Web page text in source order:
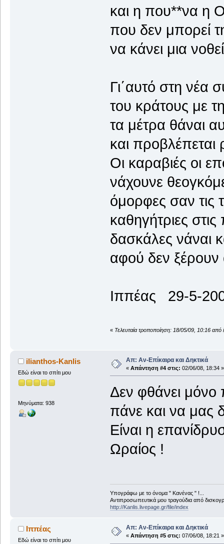
και η που**να η
που δεν μπορεί
να κάνει μια
Γι΄αυτό στη νέα
του κράτους με
τα μέτρα θάναι
και προβλέπεται
Οι καραβιές οι
νάχουνε
όμορφες σαν τις
καθηγήτριες στις
δασκάλες νάναι
αφού δεν ξέρουν
Ιππέας 29-5-
« Τελευταία τροποποίηση: 18/05/09, 10:16 από
ilianthos-Kanlis
Εδώ είναι το σπίτι μου
Μηνύματα: 938
Απ: Αν-Επίκαιρα και Δηκτικά
« Απάντηση #4 στις: 02/06/08, 18:34 »
Δεν φθάνει
πάνε και να μας
Είναι η
Ωραίος !
Υπογράφω με το όνομα " Κανένας " !...
Αντιπροσωπευτικά μου τραγούδια από
http://Kanlis.livepage.gr/file/index
Ιππέας
Εδώ είναι το σπίτι μου
Απ: Αν-Επίκαιρα και Δηκτικά
« Απάντηση #5 στις: 07/06/08, 18:21 »